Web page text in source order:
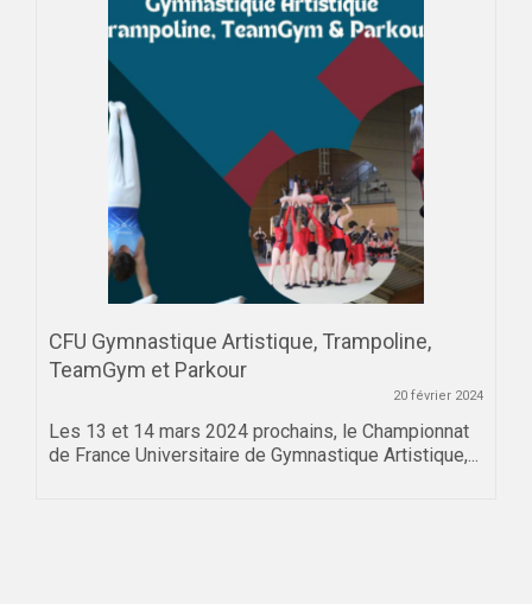
CFU Gymnastique Artistique, Trampoline,
TeamGym et Parkour
20 février 2024
Les 13 et 14 mars 2024 prochains, le Championnat
de France Universitaire de Gymnastique Artistique,...